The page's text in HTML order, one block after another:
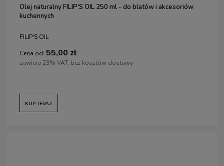
Olej naturalny FILIP'S OIL 250 ml - do blatów i akcesoriów
kuchennych
FILIP'S OIL
Cena od: 55,00 zł
zawiera 23% VAT, bez kosztów dostawy
KUP TERAZ